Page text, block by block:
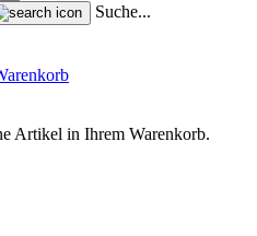
Suche...
Artikel in Ihrem Warenkorb.